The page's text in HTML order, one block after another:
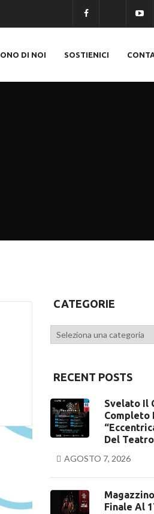
DI NOI SOSTIENICI
CATEGORIE
Categorie
RECENT POSTS
Svelato Il
Completo
Del Teatro
AGOSTO 7, 2026
Finale Al